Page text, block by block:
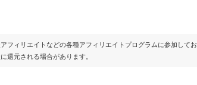
フィリエイトなどの各種アフィリエイトプログラムに参加してお
還元される場合があります。